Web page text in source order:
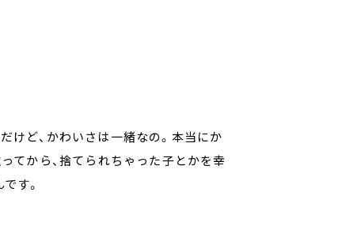
けど、かわいさは一緒なの。本当にか
てから、捨てられちゃった子とかを幸
す。